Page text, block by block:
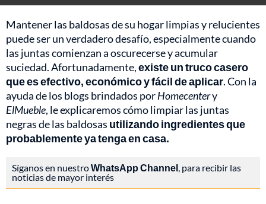
Mantener las baldosas de su hogar limpias y relucientes
puede ser un verdadero desafío, especialmente cuando
las juntas comienzan a oscurecerse y acumular
suciedad. Afortunadamente,existe un truco casero
que es efectivo, económico y fácil de aplicar. Con la
ayuda de los blogs brindados porHomecentery
ElMueble, le explicaremos cómo limpiar las juntas
negras de las baldosas utilizando ingredientes que
probablemente ya tenga en casa.
Síganos en nuestroWhatsApp Channel, para recibir las
noticias de mayor interés